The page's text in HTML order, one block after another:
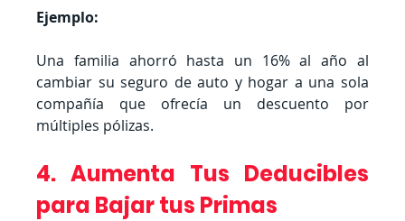
Ejemplo:
Una familia ahorró hasta un 16% al año al
cambiar su seguro de auto y hogar a una sola
compañía que ofrecía un descuento por
múltiples pólizas.
4. Aumenta Tus Deducibles
para Bajar tus Primas